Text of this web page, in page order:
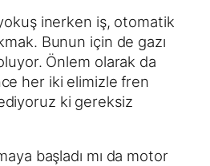
inerken iş, otomatik
Bunun için de gazı
Önlem olarak da
her iki elimizle fren
ki gereksiz
başladı mı da motor